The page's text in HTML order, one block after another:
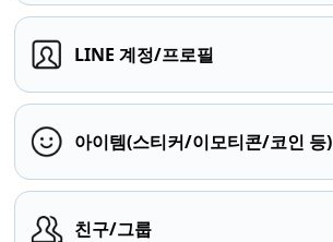
LINE 계정/프로필
아이템(스티커/이모티콘/코인 등)
친구/그룹